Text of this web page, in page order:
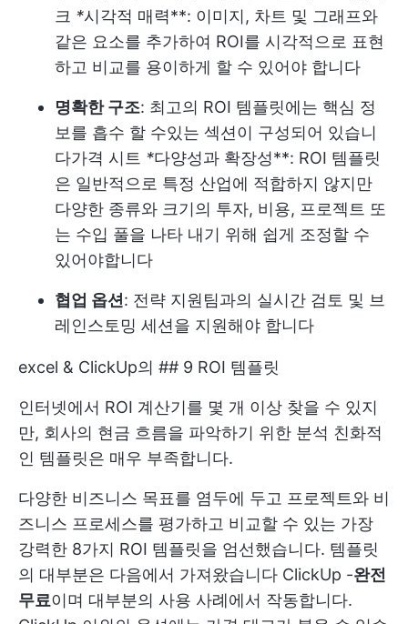
크 *시각적 매력**: 이미지, 차트 및 그래프와
같은 요소를 추가하여 ROI를 시각적으로 표현
하고 비교를 용이하게 할 수 있어야 합니다
명확한 구조: 최고의 ROI 템플릿에는 핵심 정
보를 흡수 할 수있는 섹션이 구성되어 있습니
다가격 시트 *다양성과 확장성**: ROI 템플릿
은 일반적으로 특정 산업에 적합하지 않지만
다양한 종류와 크기의 투자, 비용, 프로젝트 또
는 수입 풀을 나타 내기 위해 쉽게 조정할 수
있어야합니다
협업 옵션 : 전략 지원팀과의 실시간 검토 및 브
레인스토밍 세션을 지원해야 합니다
excel & ClickUp의 ## 9 ROI 템플릿
인터넷에서 ROI 계산기를 몇 개 이상 찾을 수 있지
만, 회사의 현금 흐름을 파악하기 위한 분석 친화적
인 템플릿은 매우 부족합니다.
다양한 비즈니스 목표를 염두에 두고 프로젝트와 비
즈니스 프로세스를 평가하고 비교할 수 있는 가장
강력한 8가지 ROI 템플릿을 엄선했습니다. 템플릿
의 대부분은 다음에서 가져왔습니다 ClickUp -완전
무료이며 대부분의 사용 사례에서 작동합니다.